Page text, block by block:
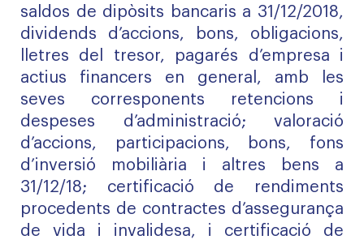
saldos de dipòsits bancaris a 31/12/2018,
dividends d’accions, bons, obligacions,
lletres del tresor, pagarés d’empresa i
actius financers en general, amb les
seves corresponents retencions i
despeses d’administració; valoració
d’accions, participacions, bons, fons
d’inversió mobiliària i altres bens a
31/12/18; certificació de rendiments
procedents de contractes d’assegurança
de vida i invalidesa, i certificació de